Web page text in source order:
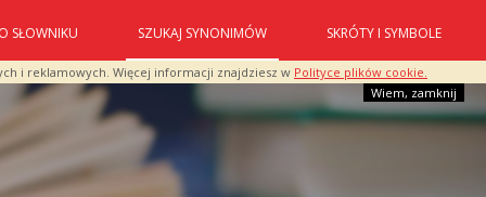
i reklamowych. Więcej informacji znajdziesz w Polityce plików cookie.
Wiem, zamknij
O SŁOWNIKU SZUKAJ SYNONIMÓW SKRÓTY I SYMBOLE